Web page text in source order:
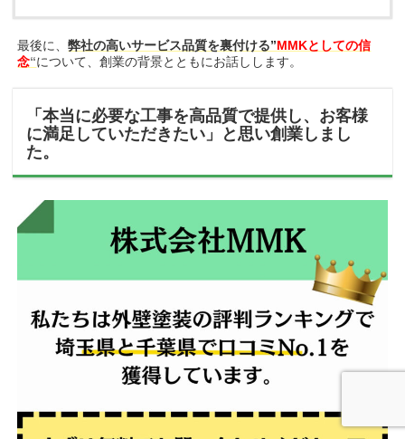
最後に、弊社の高いサービス品質を裏付ける”MMKとしての信
念“について、創業の背景とともにお話しします。
「本当に必要な工事を高品質で提供し、お客様
に満足していただきたい」と思い創業しまし
た。